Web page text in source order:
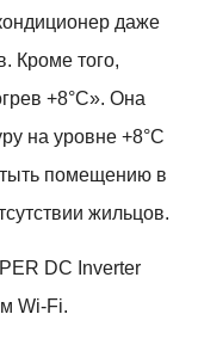
даже
Кроме того,
+8°С». Она
на уровне +8°С
помещению в
жильцов.
DC Inverter
Wi-Fi.